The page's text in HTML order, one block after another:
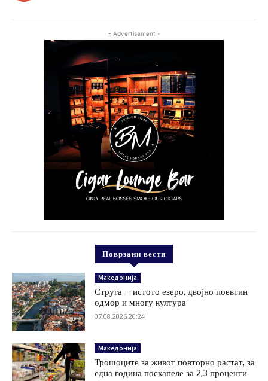
- Advertisement -
Поврзани вести
Македонија
Струга – истото езеро, двојно поевтин
одмор и многу култура
07.08.2026 20:24
Македонија
Трошоците за живот повторно растат, за
една година поскапеле за 2,3 проценти